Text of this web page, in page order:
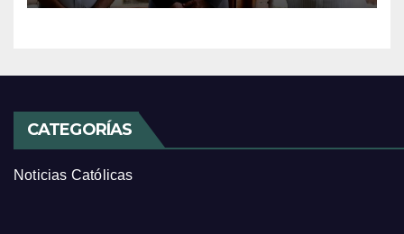
CATEGORÍAS
Noticias Católicas